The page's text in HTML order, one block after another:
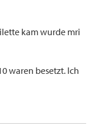
kam wurde mri
waren besetzt. Ich